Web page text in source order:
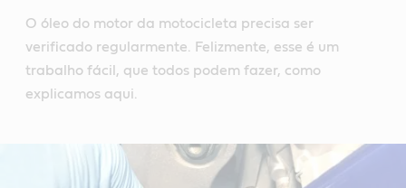
O óleo do motor da motocicleta precisa ser
verificado regularmente. Felizmente, esse é um
trabalho fácil, que todos podem fazer, como
explicamos aqui.